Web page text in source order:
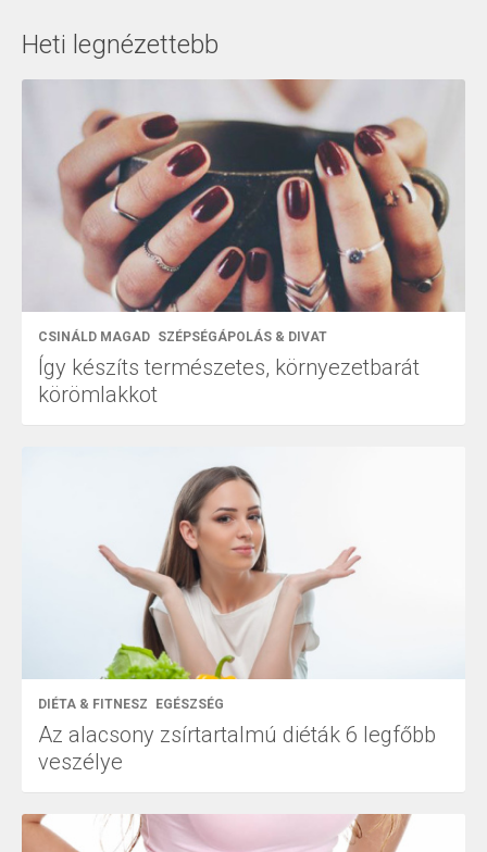
Heti legnézettebb
CSINÁLD MAGAD SZÉPSÉGÁPOLÁS & DIVAT
Így készíts természetes, környezetbarát
körömlakkot
DIÉTA & FITNESZ EGÉSZSÉG
Az alacsony zsírtartalmú diéták 6 legfőbb
veszélye